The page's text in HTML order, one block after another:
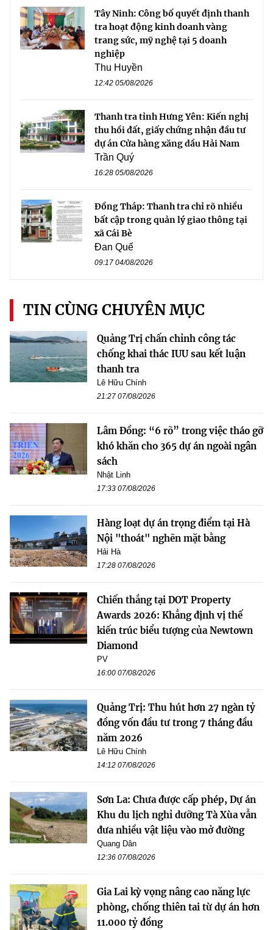
Tây Ninh: Công bố quyết định thanh
tra hoạt động kinh doanh vàng
trang sức, mỹ nghệ tại 5 doanh
nghiệp
Thu Huyền
12:42 05/08/2026
Thanh tra tỉnh Hưng Yên: Kiến nghị
thu hồi đất, giấy chứng nhận đầu tư
dự án Cửa hàng xăng dầu Hải Nam
Trần Quý
16:28 05/08/2026
Đồng Tháp: Thanh tra chỉ rõ nhiều
bất cập trong quản lý giao thông tại
xã Cái Bè
Đan Quế
09:17 04/08/2026
TIN CÙNG CHUYÊN MỤC
Quảng Trị chấn chỉnh công tác
chống khai thác IUU sau kết luận
thanh tra
Lê Hữu Chính
21:27 07/08/2026
Lâm Đồng: “6 rõ” trong việc tháo gỡ
khó khăn cho 365 dự án ngoài ngân
sách
Nhật Linh
17:33 07/08/2026
Hàng loạt dự án trọng điểm tại Hà
Nội "thoát" nghẽn mặt bằng
Hải Hà
17:28 07/08/2026
Chiến thắng tại DOT Property
Awards 2026: Khẳng định vị thế
kiến trúc biểu tượng của Newtown
Diamond
PV
16:00 07/08/2026
Quảng Trị: Thu hút hơn 27 ngàn tỷ
đồng vốn đầu tư trong 7 tháng đầu
năm 2026
Lê Hữu Chính
14:12 07/08/2026
Sơn La: Chưa được cấp phép, Dự án
Khu du lịch nghỉ dưỡng Tà Xùa vẫn
đưa nhiều vật liệu vào mở đường
Quang Dân
12:36 07/08/2026
Gia Lai kỳ vọng nâng cao năng lực
phòng, chống thiên tai từ dự án hơn
11.000 tỷ đồng